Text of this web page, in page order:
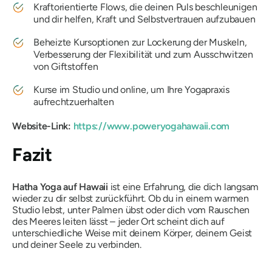
Kraftorientierte Flows, die deinen Puls beschleunigen
und dir helfen, Kraft und Selbstvertrauen aufzubauen
Beheizte Kursoptionen zur Lockerung der Muskeln,
Verbesserung der Flexibilität und zum Ausschwitzen
von Giftstoffen
Kurse im Studio und online, um Ihre Yogapraxis
aufrechtzuerhalten
Website-Link: https://www.poweryogahawaii.com
Fazit
Hatha Yoga auf Hawaii ist eine Erfahrung, die dich langsam
wieder zu dir selbst zurückführt. Ob du in einem warmen
Studio lebst, unter Palmen übst oder dich vom Rauschen
des Meeres leiten lässt – jeder Ort scheint dich auf
unterschiedliche Weise mit deinem Körper, deinem Geist
und deiner Seele zu verbinden.